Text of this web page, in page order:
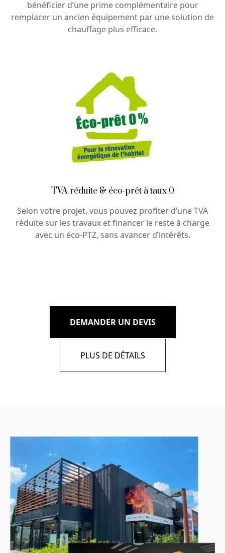
bénéficier d’une prime complémentaire pour
remplacer un ancien équipement par une solution de
chauffage plus efficace.
TVA réduite & éco-prêt à taux 0
Selon votre projet, vous pouvez profiter d’une TVA
réduite sur les travaux et financer le reste à charge
avec un éco-PTZ, sans avancer d’intérêts.
DEMANDER UN DEVIS
PLUS DE DÉTAILS